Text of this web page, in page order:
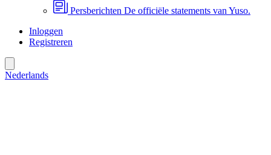
Persberichten De officiële statements van Yuso.
Inloggen
Registreren
Nederlands